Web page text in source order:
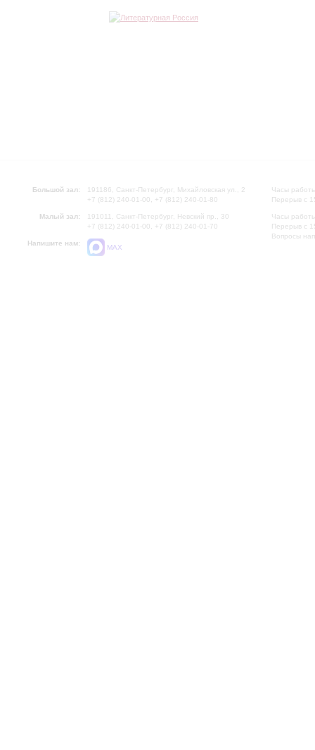
Большой зал:
191186, Санкт-Петербург, Михайловская ул., 2
+7 (812) 240-01-00, +7 (812) 240-01-80
Малый зал:
191011, Санкт-Петербург, Невский пр., 30
+7 (812) 240-01-00, +7 (812) 240-01-70
Напишите нам:
MAX
Часы
Перерыв с
Часы
Перерыв с
Вопросы